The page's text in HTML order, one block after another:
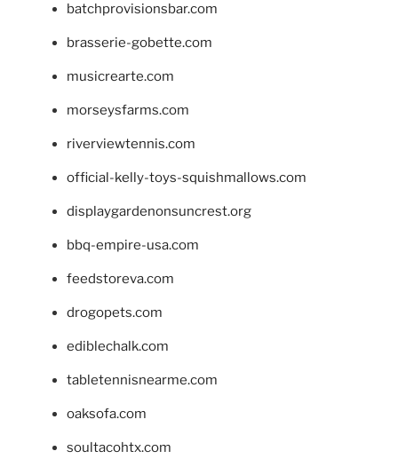
batchprovisionsbar.com
brasserie-gobette.com
musicrearte.com
morseysfarms.com
riverviewtennis.com
official-kelly-toys-squishmallows.com
displaygardenonsuncrest.org
bbq-empire-usa.com
feedstoreva.com
drogopets.com
ediblechalk.com
tabletennisnearme.com
oaksofa.com
soultacohtx.com